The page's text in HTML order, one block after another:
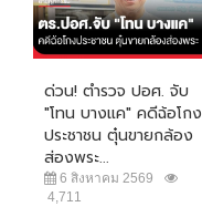
ด่วน! ตำรวจ ปอศ. จับ
"โทน บางแค" คดีฉ้อโกง
ประชาชน ตุ๋นขายกล้อง
ส่องพระ...
6 สิงหาคม 2569
4,711